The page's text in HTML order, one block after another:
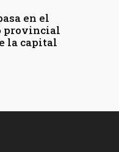
en el
provincial
la capital